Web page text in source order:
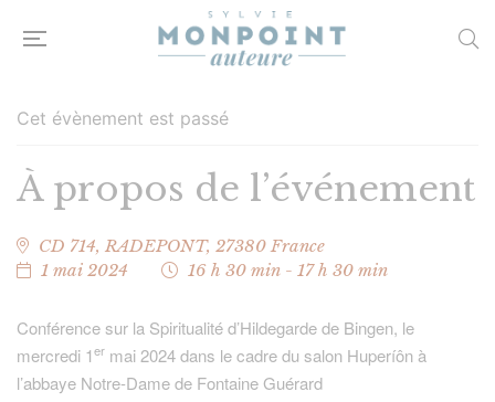
Conférence
sur la
Spiritualité
d’Hildegarde
Cet évènement est passé
À propos de l’événement
CD 714, RADEPONT, 27380 France
1 mai 2024
16 h 30 min - 17 h 30 min
Conférence sur la Spiritualité d’Hildegarde de Bingen, le
mercredi 1er mai 2024 dans le cadre du salon Huperíôn à
l’abbaye Notre-Dame de Fontaine Guérard